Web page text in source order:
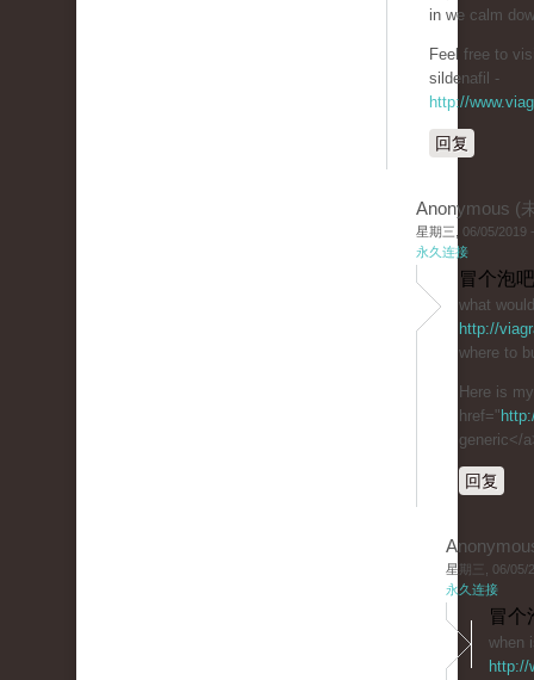
in we calm
Feel free to
sildenafil -
http://
回复
Anonymous (
星期三, 06/05/2019
永久连接
冒个泡
what
http://
where to
Here is
href="
generic</
回复
星期三, 06/05/
永久连接
冒个
when
http://